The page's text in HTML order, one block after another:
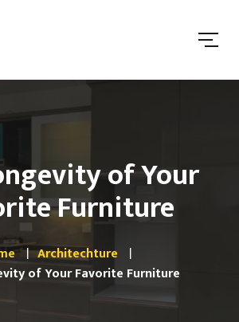
of Your
Furniture
Architechture
of Your Favorite Furniture